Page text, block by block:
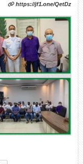
https://jf1.one/QetDz